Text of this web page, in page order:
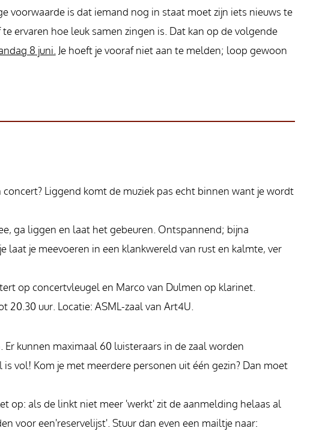
voorwaarde is dat iemand nog in staat moet zijn iets nieuws te
ervaren hoe leuk samen zingen is. Dat kan op de volgende
8 juni.Je hoeft je vooraf niet aan te melden; loop gewoon
Liggend komt de muziek pas echt binnen want je wordt
ga liggen en laat het gebeuren. Ontspannend; bijna
laat je meevoeren in een klankwereld van rust en kalmte, ver
op concertvleugel en Marco van Dulmen op klarinet.
20.30 uur. Locatie: ASML-zaal van Art4U.
kunnen maximaal 60 luisteraars in de zaal worden
vol! Kom je met meerdere personen uit één gezin? Dan moet
op: als de linkt niet meer 'werkt' zit de aanmelding helaas al
voor een'reservelijst'. Stuur dan even een mailtje naar: